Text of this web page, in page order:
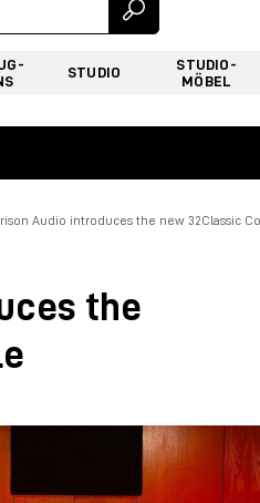
STUDIO
STUDIO-
MÖBEL
Audio introduces the new 32Classic
the